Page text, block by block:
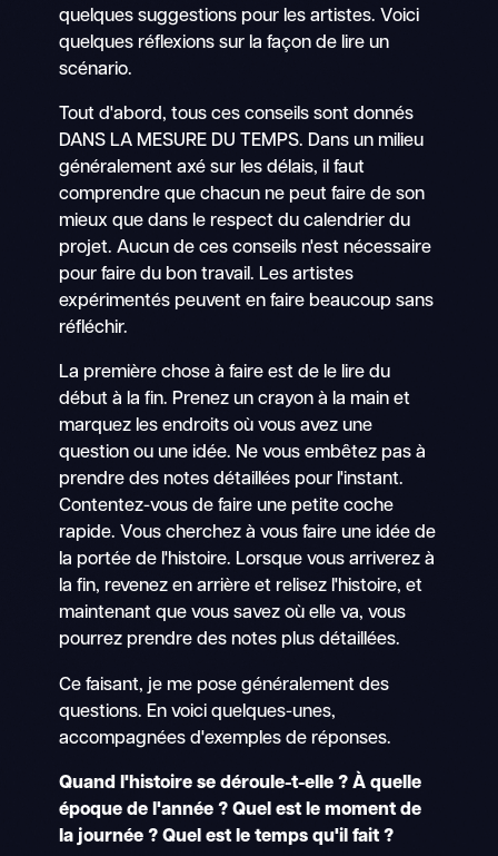
quelques suggestions pour les artistes. Voici
quelques réflexions sur la façon de lire un
scénario.
Tout d'abord, tous ces conseils sont donnés
DANS LA MESURE DU TEMPS. Dans un milieu
généralement axé sur les délais, il faut
comprendre que chacun ne peut faire de son
mieux que dans le respect du calendrier du
projet. Aucun de ces conseils n'est nécessaire
pour faire du bon travail. Les artistes
expérimentés peuvent en faire beaucoup sans
réfléchir.
La première chose à faire est de le lire du
début à la fin. Prenez un crayon à la main et
marquez les endroits où vous avez une
question ou une idée. Ne vous embêtez pas à
prendre des notes détaillées pour l'instant.
Contentez-vous de faire une petite coche
rapide. Vous cherchez à vous faire une idée de
la portée de l'histoire. Lorsque vous arriverez à
la fin, revenez en arrière et relisez l'histoire, et
maintenant que vous savez où elle va, vous
pourrez prendre des notes plus détaillées.
Ce faisant, je me pose généralement des
questions. En voici quelques-unes,
accompagnées d'exemples de réponses.
Quand l'histoire se déroule-t-elle ? À quelle
époque de l'année ? Quel est le moment de
la journée ? Quel est le temps qu'il fait ?